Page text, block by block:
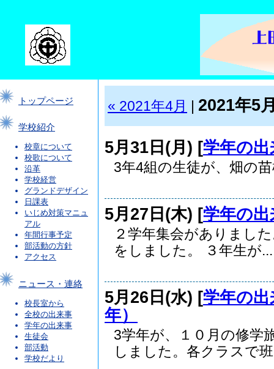
トップページ
学校紹介
校章について
校歌について
沿革
学校経営
グランドデザイン
日課表
いじめ対策マニュ
アル
年間行事予定
部活動の方針
アクセス
ニュース・連絡
校長室から
全校の出来事
学年の出来事
生徒会
部活動
学校だより
« 2021年4月 2021年5
5月31日(月) [学年の出
3年4組の生徒が、畑の
5月27日(木) [学年の出
２学年集会がありまし
をしました。 ３年生が...
5月26日(水) [学年の出
年）
3学年が、１０月の修学
しました。各クラスで